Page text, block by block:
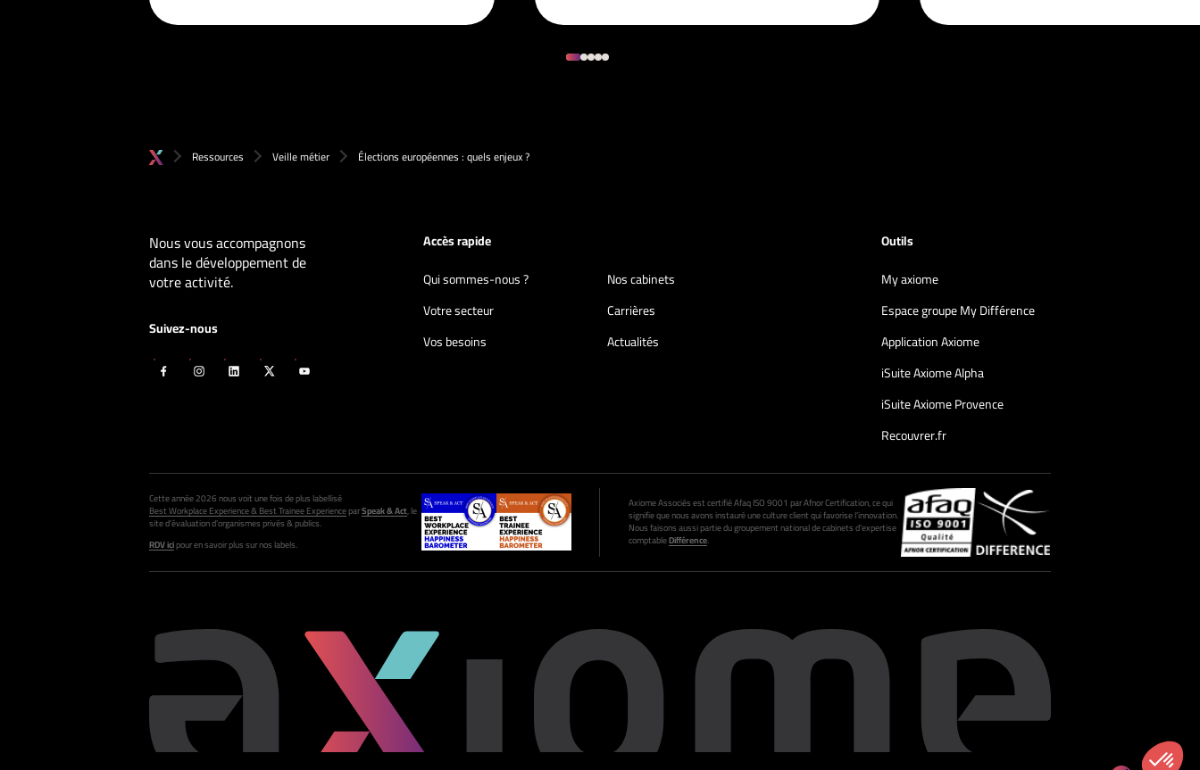
Ressources Veille métier Élections européennes : quels enjeux ?
Nous vous accompagnons
dans le développement de
votre activité.
Suivez-nous
Accès rapide
Qui sommes-nous ?
Nos cabinets
Votre secteur
Carrières
Vos besoins
Actualités
Outils
My axiome
Espace groupe My Différence
Application Axiome
iSuite Axiome Alpha
iSuite Axiome Provence
Recouvrer.fr
Cette année 2026 nous voit une fois de plus labellisé
Best Workplace Experience & Best Trainee ExperienceparSpeak & Act, le
site d’évaluation d’organismes privés & publics.
RDV icipour en savoir plus sur nos labels.
Axiome Associés est certifié Afaq ISO 9001 par Afnor Certification, ce qui
signifie que nous avons instauré une culture client qui favorise l’innovation.
Nous faisons aussi partie du groupement national de cabinets d’expertise
comptableDifférence.